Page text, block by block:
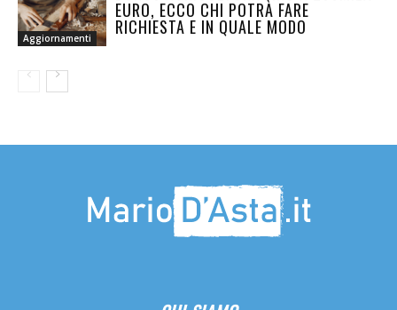
Aggiornamenti
EURO, ECCO CHI POTRÀ FARE
RICHIESTA E IN QUALE MODO